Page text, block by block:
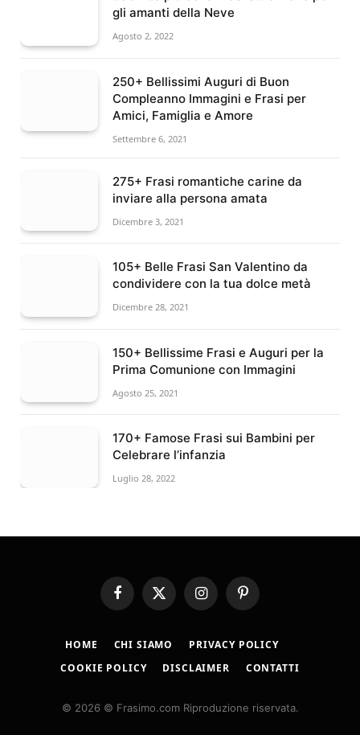
gli amanti della Neve
Agosto 2, 2022
250+ Bellissimi Auguri di Buon
Compleanno Immagini e Frasi per
Amici, Famiglia e Amore
Settembre 6, 2021
275+ Frasi romantiche carine da
inviare alla persona amata
Dicembre 3, 2021
105+ Belle Frasi San Valentino da
condividere con la tua dolce metà
Dicembre 28, 2021
150+ Bellissime Frasi e Auguri per la
Prima Comunione con Immagini
Agosto 25, 2021
170+ Famose Frasi sui Bambini per
Celebrare l’infanzia
Luglio 28, 2022
Facebook
X
(Twitter)
InstagramPinterest
HOME CHI SIAMO
PRIVACY POLICY
COOKIE POLICY
DISCLAIMER CONTATTI
© 2026 © Frasimo.com Riproduzione riservata.